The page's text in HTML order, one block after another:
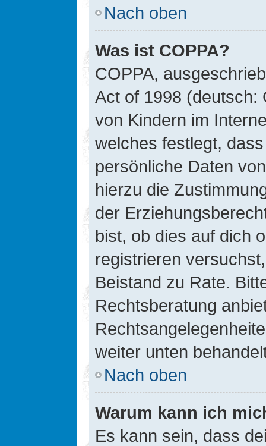
Nach oben
Was ist COPPA?
COPPA,
Act of 1998 (deutsch:
von Kindern im
welches festlegt,
persönliche Daten
hierzu die
der
bist, ob dies auf dich
registrieren
Beistand zu Rate.
Rechtsberatung
weiter unten
Nach oben
Warum kann ich
Es kann sein, dass